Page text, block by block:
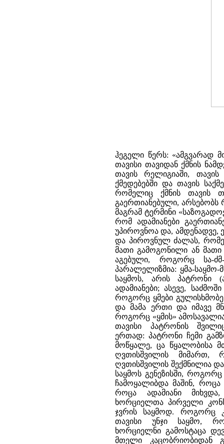
ჰეგელი წერს: «ამგვარად
თავისი თავიდან ქმნის
თავის რელიგიაში, თავის
ქმედებებში და თავის
რომელიც ქმნის თავის
გაერთიანებული, არსებობს
მაგრამ ტერმინი
რომ ადამიანები
უპიროვნოა და, ამდენადვე,
და პიროვნულ ძალას,
მათი გამოგონილი ან მათი
აგებული, როგორც სა-
პარალელიზმია: ყმა-საყმო-
საყმოს, არის პატრონი
ადამიანები; ასევე,
როგორც ყმები
და მამა ერთი და იმავე
როგორც «ყმის»
თავისი პატრონის
ერთად: პატრონი ჩემი
მოწყალე, ცა წყალობისა
ღვთისშვილის მიმართ,
ღვთისშვილის შექმნილია
საყმოს გენეზისში,
ჩამოყალიბდა მაშინ,
როცა ადამიანი
ხორციელთა პირველი
ჯვრის საყმოდ. როგორც
თავისი უნჯი საყმო,
ხორციელნი გამოსტაცა
მთელი კაცობრიობიდან